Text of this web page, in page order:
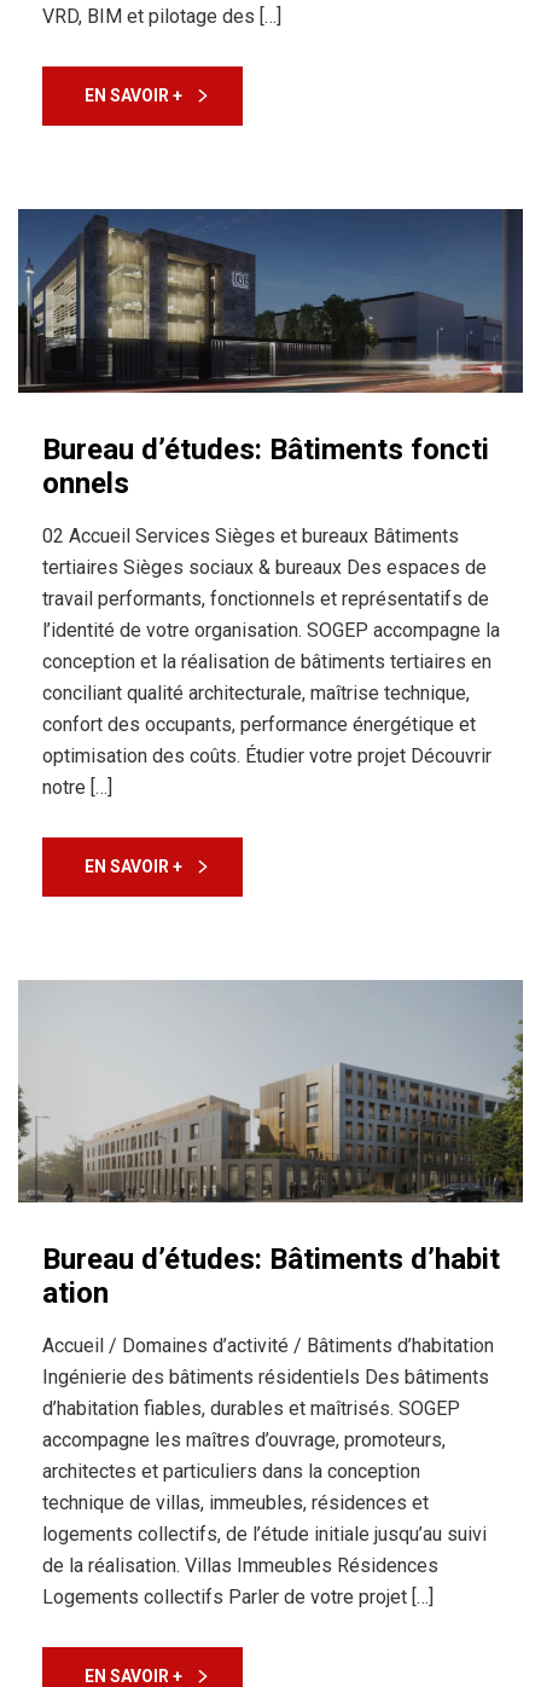
VRD, BIM et pilotage des […]
EN SAVOIR +
Bureau d’études: Bâtiments foncti
onnels
02 Accueil Services Sièges et bureaux Bâtiments
tertiaires Sièges sociaux & bureaux Des espaces de
travail performants, fonctionnels et représentatifs de
l’identité de votre organisation. SOGEP accompagne la
conception et la réalisation de bâtiments tertiaires en
conciliant qualité architecturale, maîtrise technique,
confort des occupants, performance énergétique et
optimisation des coûts. Étudier votre projet Découvrir
notre […]
EN SAVOIR +
Bureau d’études: Bâtiments d’habit
ation
Accueil / Domaines d’activité / Bâtiments d’habitation
Ingénierie des bâtiments résidentiels Des bâtiments
d’habitation fiables, durables et maîtrisés. SOGEP
accompagne les maîtres d’ouvrage, promoteurs,
architectes et particuliers dans la conception
technique de villas, immeubles, résidences et
logements collectifs, de l’étude initiale jusqu’au suivi
de la réalisation. Villas Immeubles Résidences
Logements collectifs Parler de votre projet […]
EN SAVOIR +